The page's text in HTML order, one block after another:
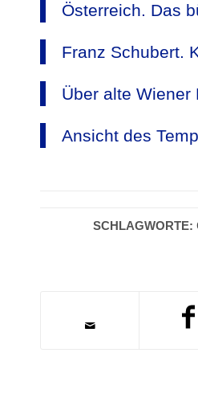
Österreich. Das
Franz Schubert.
Über alte Wiener
Ansicht des
SCHLAGWORTE: